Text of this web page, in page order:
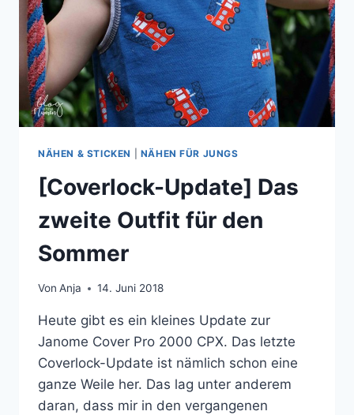
NÄHEN & STICKEN NÄHEN FÜR JUNGS
[Coverlock-Update] Das
zweite Outfit für den
Sommer
Von Anja 14. Juni 2018
Heute gibt es ein kleines Update zur
Janome Cover Pro 2000 CPX. Das letzte
Coverlock-Update ist nämlich schon eine
ganze Weile her. Das lag unter anderem
daran, dass mir in den vergangenen